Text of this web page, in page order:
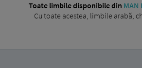
Toate limbile disponibile din MAN
Cu toate acestea, limbile arabă,